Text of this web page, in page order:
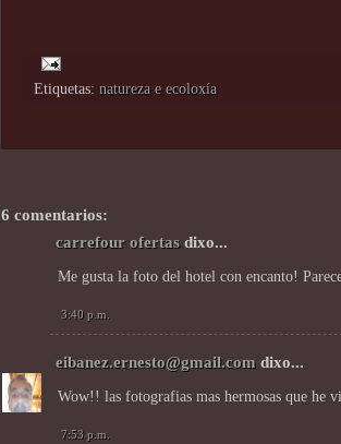
Etiquetas: natureza e ecoloxía
6 comentarios:
carrefour ofertasdixo...
Me gusta la foto del hotel con encanto!
3:40 p.m.
eibanez.ernesto@gmail.com dixo...
Wow!! las fotografias mas hermosas que he
7:53 p.m.